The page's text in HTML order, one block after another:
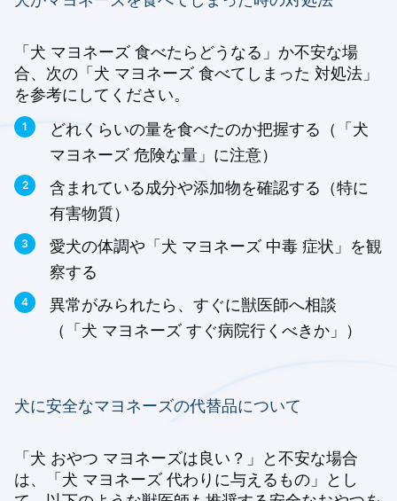
「犬 マヨネーズ 食べたらどうなる」か不安な場
合、次の「犬 マヨネーズ 食べてしまった 対処法」
を参考にしてください。
どれくらいの量を食べたのか把握する（「犬
マヨネーズ 危険な量」に注意）
含まれている成分や添加物を確認する（特に
有害物質）
愛犬の体調や「犬 マヨネーズ 中毒 症状」を観
察する
異常がみられたら、すぐに獣医師へ相談
（「犬 マヨネーズ すぐ病院行くべきか」）
犬に安全なマヨネーズの代替品について
「犬 おやつ マヨネーズは良い？」と不安な場合
は、「犬 マヨネーズ 代わりに与えるもの」とし